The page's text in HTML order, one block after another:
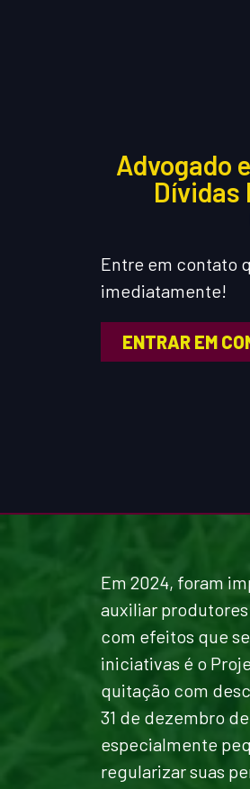
Advogado
Dívidas
Entre em contato
imediatamente!
ENTRAR EM
Em 2024, foram
auxiliar
com efeitos que
iniciativas é o
quitação com
31 de dezembro
especialmente
regularizar suas